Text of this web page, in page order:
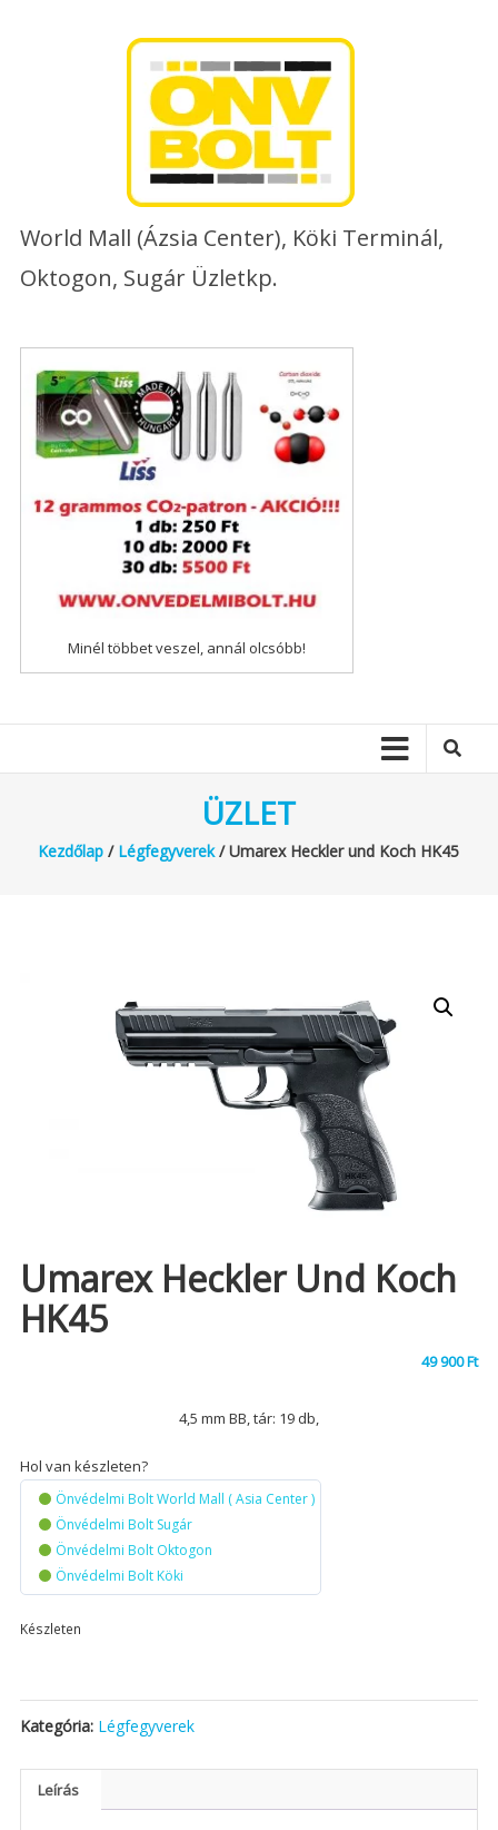
World Mall (Ázsia Center), Köki Terminál,
Oktogon, Sugár Üzletkp.
Minél többet veszel, annál olcsóbb!
ÜZLET
Kezdőlap / Légfegyverek/ Umarex Heckler und Koch HK45
Umarex Heckler Und Koch
HK45
49 900Ft
4,5 mm BB, tár: 19 db,
Hol van készleten?
Önvédelmi Bolt World Mall ( Asia Center )
Önvédelmi Bolt Sugár
Önvédelmi Bolt Oktogon
Önvédelmi Bolt Köki
Készleten
Kategória: Légfegyverek
Leírás